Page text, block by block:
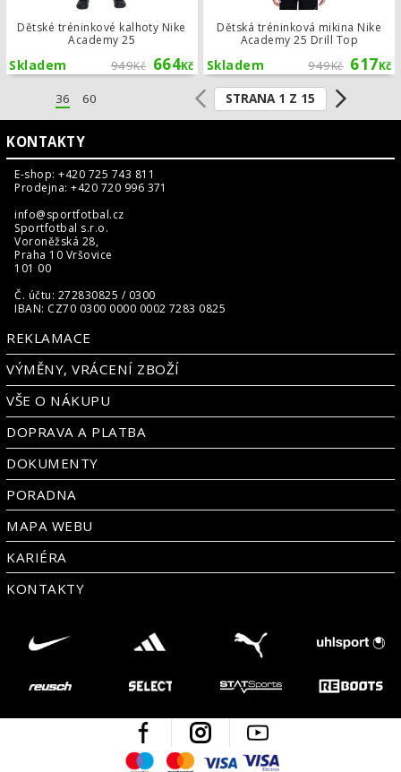
Dětské tréninkové kalhoty Nike
Academy 25
949Kč 664Kč
Skladem
Dětská tréninková mikina Nike
Academy 25 Drill Top
949Kč 617Kč
Skladem
36 60 STRANA 1 Z 15
KONTAKTY
E-shop: +420 725 743 811
Prodejna: +420 720 996 371
info@sportfotbal.cz
Sportfotbal s.r.o.
Voroněžská 28,
Praha 10 Vršovice
101 00
Č. účtu: 272830825 / 0300
IBAN: CZ70 0300 0000 0002 7283 0825
REKLAMACE
VÝMĚNY, VRÁCENÍ ZBOŽÍ
VŠE O NÁKUPU
DOPRAVA A PLATBA
DOKUMENTY
PORADNA
MAPA WEBU
KARIÉRA
KONTAKTY
Facebook Instagram
MaestroMastercard
Visa